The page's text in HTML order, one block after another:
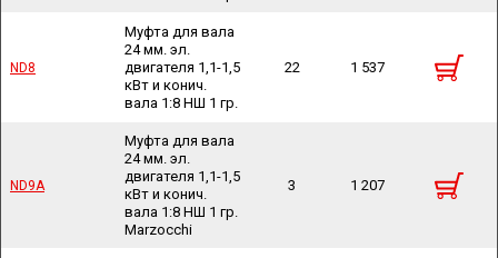
ND8
Муфта для вала
24 мм. эл.
двигателя 1,1-1,5
кВт и конич.
вала 1:8 НШ 1 гр.
22 1 537
ND9A
Муфта для вала
24 мм. эл.
двигателя 1,1-1,5
кВт и конич.
вала 1:8 НШ 1 гр.
Marzocchi
3 1 207
ND8
ND9A